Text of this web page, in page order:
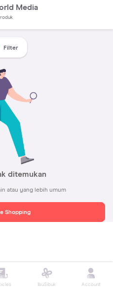
Media
Filter
ditemukan
atau yang lebih umum
Shopping
IbuSibuk Account